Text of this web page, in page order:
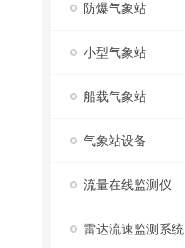
防爆气象站
小型气象站
船载气象站
气象站设备
流量在线监测仪
雷达流速监测系统